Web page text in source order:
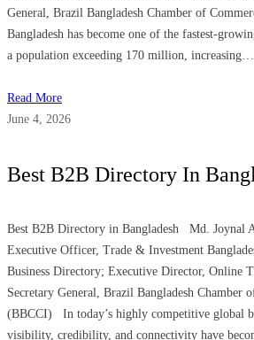
General, Brazil Bangladesh Chamber of
Bangladesh has become one of the fastest-
a population exceeding 170 million, increasing…
Read More
June 4, 2026
Best B2B Directory In
Best B2B Directory in Bangladesh Md. Joynal
Executive Officer, Trade & Investment
Business Directory; Executive Director, Online
Secretary General, Brazil Bangladesh Chamber
(BBCCI) In today’s highly competitive global
visibility, credibility, and connectivity have